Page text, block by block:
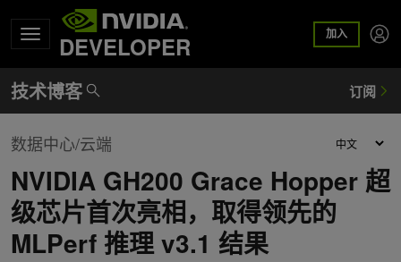
DEVELOPER 加入
数据中心/云端
NVIDIA GH200 Grace Hopper 超
级芯片首次亮相，取得领先的
MLPerf 推理 v3.1 结果